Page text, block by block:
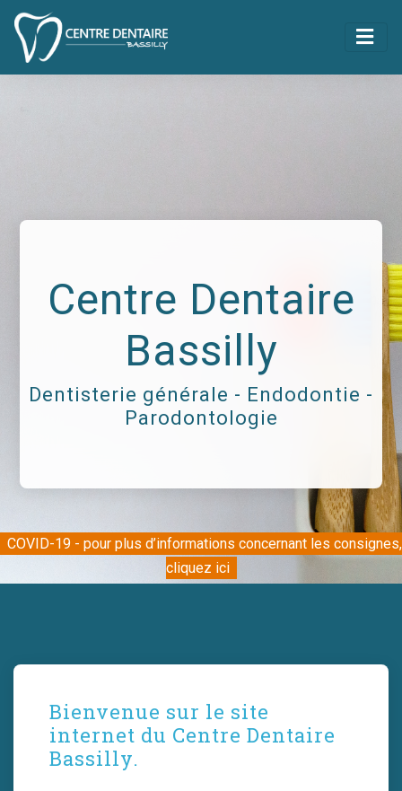
Centre Dentaire
Bassilly
Dentisterie générale - Endodontie -
Parodontologie
COVID-19 - pour plus d’informations concernant les consignes,
cliquez ici
Bienvenue sur le site
internet du Centre Dentaire
Bassilly.